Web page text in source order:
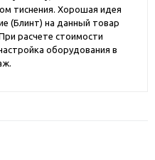
тиснения. Хорошая идея
(Блинт) на данный товар
расчете стоимости
оборудования в